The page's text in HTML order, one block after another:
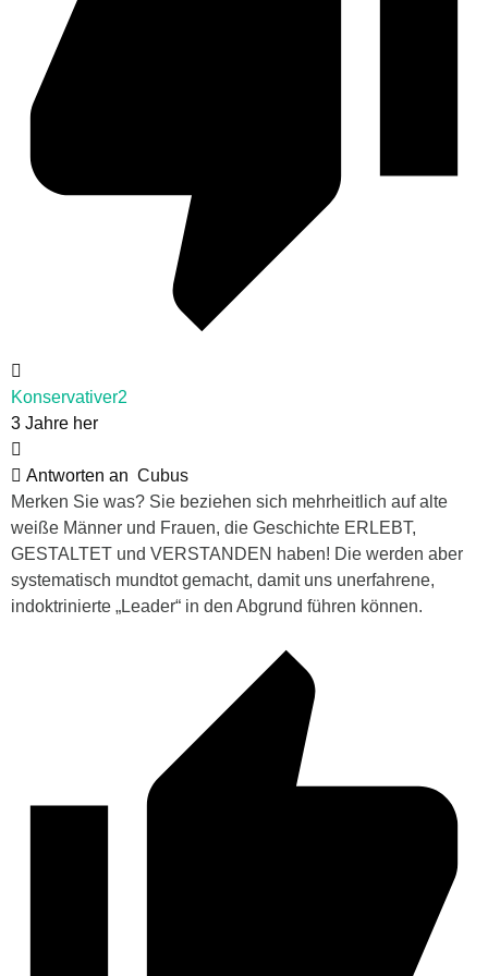
Konservativer2
3 Jahre her
Antworten an Cubus
Merken Sie was? Sie beziehen sich mehrheitlich auf alte
weiße Männer und Frauen, die Geschichte ERLEBT,
GESTALTET und VERSTANDEN haben! Die werden aber
systematisch mundtot gemacht, damit uns unerfahrene,
indoktrinierte „Leader“ in den Abgrund führen können.